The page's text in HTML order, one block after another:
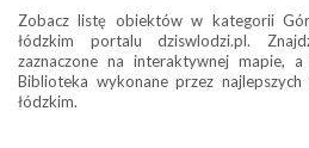
Zobacz listę obiektów w kategorii
łódzkim portalu dziswlodzi.pl.
zaznaczone na interaktywnej mapie,
Biblioteka wykonane przez
łódzkim.